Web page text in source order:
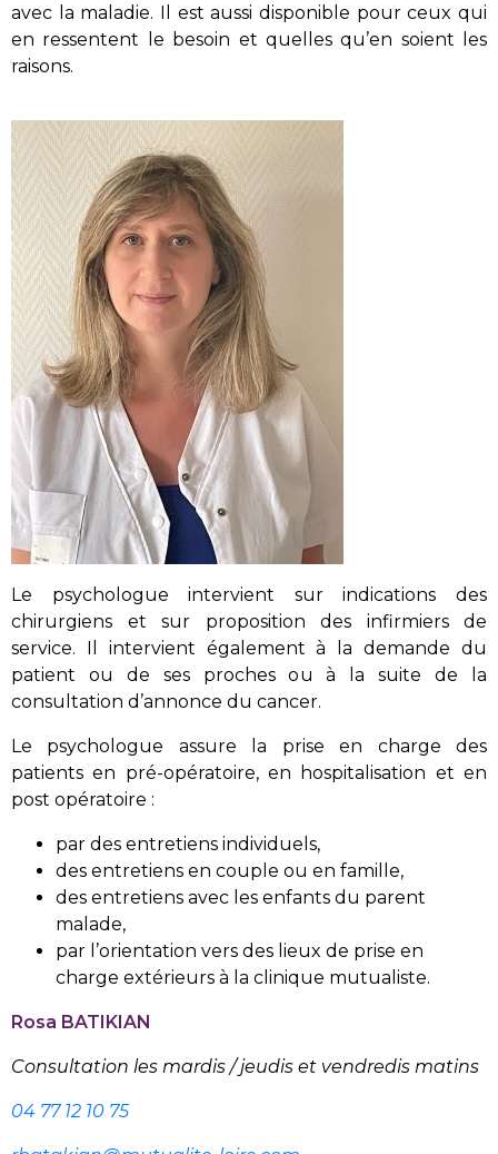
avec la maladie. Il est aussi disponible pour ceux qui
en ressentent le besoin et quelles qu’en soient les
raisons.
Le psychologue intervient sur indications des
chirurgiens et sur proposition des infirmiers de
service. Il intervient également à la demande du
patient ou de ses proches ou à la suite de la
consultation d’annonce du cancer.
Le psychologue assure la prise en charge des
patients en pré-opératoire, en hospitalisation et en
post opératoire :
par des entretiens individuels,
des entretiens en couple ou en famille,
des entretiens avec les enfants du parent
malade,
par l’orientation vers des lieux de prise en
charge extérieurs à la clinique mutualiste.
Rosa BATIKIAN
Consultation les mardis / jeudis et vendredis matins
04 77 12 10 75